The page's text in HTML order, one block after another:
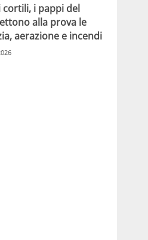
cortili, i pappi del
alla prova le
aerazione e incendi